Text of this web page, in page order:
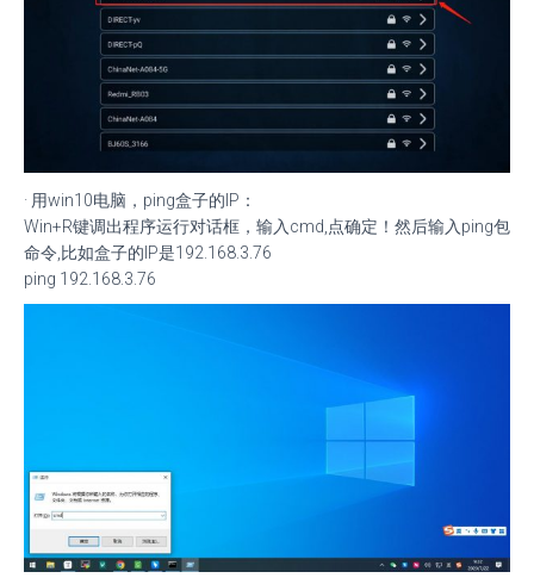
· 用win10电脑，ping盒子的IP：
Win+R键调出程序运行对话框，输入cmd,点确定！然后输入ping包
命令,比如盒子的IP是192.168.3.76
ping 192.168.3.76